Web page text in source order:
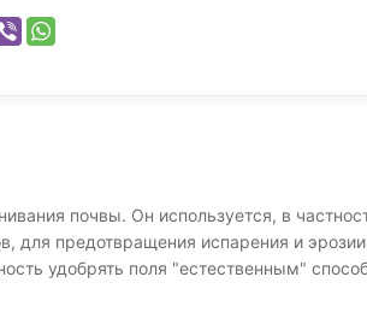
почвы. Он используется, в
для предотвращения испарения и
удобрять поля "естественным"